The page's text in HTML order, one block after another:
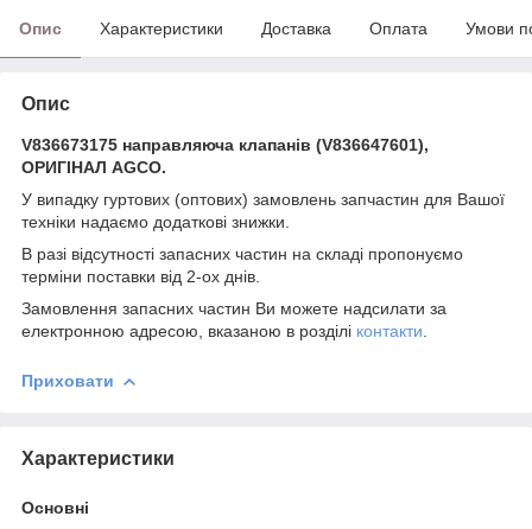
Опис Характеристики Доставка Оплата Умови
Опис
V836673175 направляюча клапанів (V836647601),
ОРИГІНАЛ AGCO.
У випадку гуртових (оптових) замовлень запчастин для Вашої
техніки надаємо додаткові знижки.
В разі відсутності запасних частин на складі пропонуємо
терміни поставки від 2-ох днів.
Замовлення запасних частин Ви можете надсилати за
електронною адресою, вказаною в розділі контакти
Приховати
Характеристики
Основні